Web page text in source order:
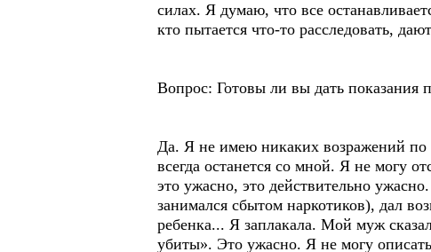
силах. Я думаю, что все
кто пытается что-то расследовать,
Вопрос: Готовы ли вы дать показания
Да. Я не имею никаких возражений по
всегда останется со мной. Я не могу
это ужасно, это действительно
занимался сбытом наркотиков), дал
ребенка... Я заплакала. Мой муж
убиты». Это ужасно. Я не могу